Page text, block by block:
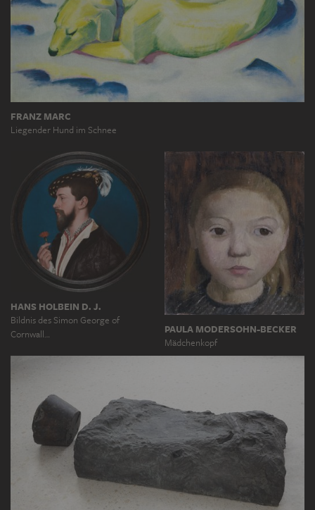
FRANZ MARC
Liegender Hund im Schnee
HANS HOLBEIN D. J.
Bildnis des Simon George of
Cornwall…
PAULA MODERSOHN-BECKER
Mädchenkopf